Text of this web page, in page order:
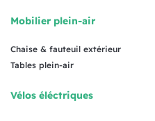
Mobilier plein-air
Chaise & fauteuil extérieur
Tables plein-air
Vélos éléctriques